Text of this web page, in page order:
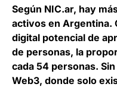
Según NIC.ar, hay
activos en Argentina.
digital potencial de
de personas, la
cada 54 personas.
Web3, donde solo